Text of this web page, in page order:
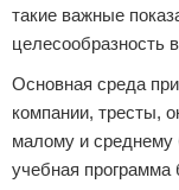
такие важные
целесообразность
Основная среда
компании, тресты,
малому и среднему
учебная программа